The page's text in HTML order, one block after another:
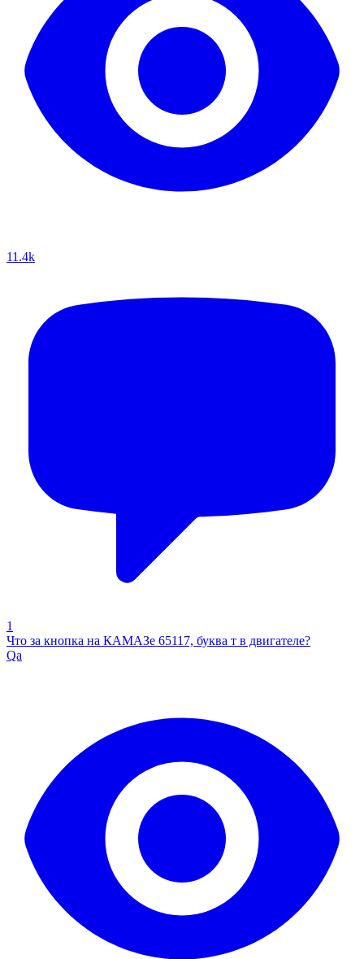
11.4k
1
Что за кнопка на КАМАЗе 65117, буква т в двигателе?
Qa